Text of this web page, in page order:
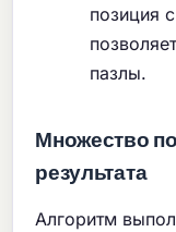
позиция
пазлы.
Множество
результата
Алгоритм